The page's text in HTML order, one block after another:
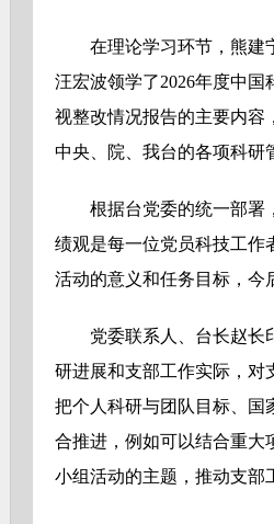
在理论学习环节，熊建
汪宏波领学了2026年度中
视整改情况报告的主要内容
中央、院、我台的各项科研
根据台党委的统一部署
绩观是每一位党员科技工作
活动的意义和任务目标，今
党委联系人、台长赵长
研进展和支部工作实际，对
把个人科研与团队目标、国
合推进，例如可以结合重大
小组活动的主题，推动支部